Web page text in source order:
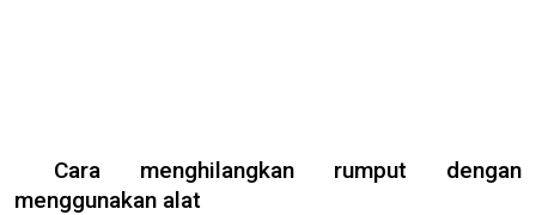
Cara menghilangkan rumput dengan
menggunakan alat